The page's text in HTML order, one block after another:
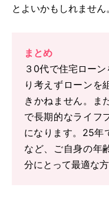
とよいかもしれません。
まとめ
３0代で住宅ロー
り考えずローンを
きかねません。ま
で長期的なライフ
になります。25年
など、ご自身の年
分にとって最適な